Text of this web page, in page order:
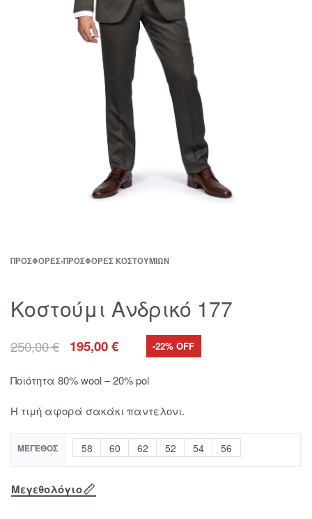
ΠΡΟΣΦΟΡΈΣ›ΠΡΟΣΦΟΡΈΣ ΚΟΣΤΟΥΜΙΏΝ
Κοστούμι Ανδρικό 177
250,00€ 195,00€ -22% OFF
Ποιότητα 80% wool – 20% pol
Η τιμή αφορά σακάκι παντελονι.
ΜΈΓΕΘΟΣ 58 60 62 52 54 56
Μεγεθολόγιο